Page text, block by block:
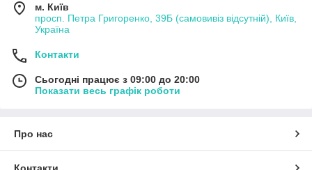
м. Київ
просп. Петра Григоренко, 39Б (самовивіз відсутній), Київ,
Україна
Контакти
Сьогодні працює з 09:00 до 20:00
Показати весь графік роботи
Про нас
Контакти